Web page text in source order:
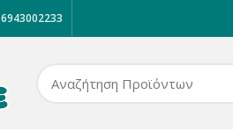
6943002233